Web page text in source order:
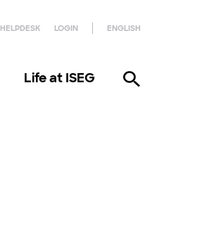
HELPDESK LOGIN ENGLISH
Life at ISEG